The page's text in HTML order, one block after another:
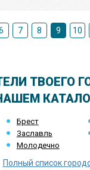
7 8 9 10
ТВОЕГО
Брест
Заславль
Молодечно
Полный список